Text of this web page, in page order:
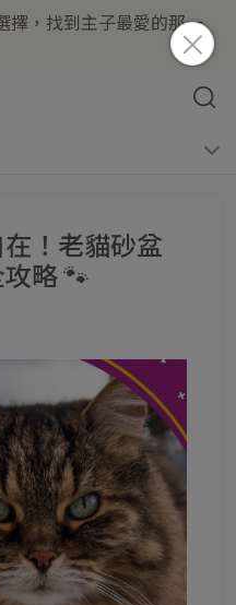
擇，找到主子最愛的那一
！老貓砂盆
略 🐾